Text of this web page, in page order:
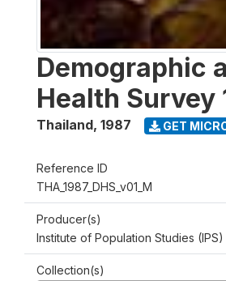
Demographic
Health Survey
Thailand, 1987 GET
Reference ID
THA_1987_DHS_v01_M
Producer(s)
Institute of Population Studies (IPS)
Collection(s)